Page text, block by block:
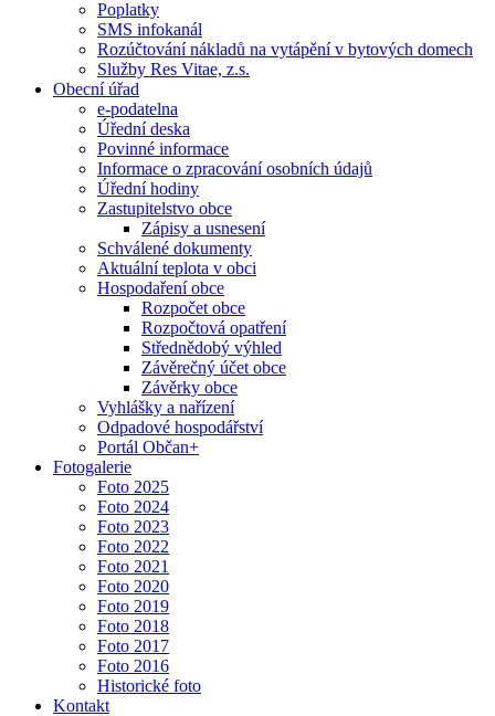
Poplatky
SMS infokanál
Rozúčtování nákladů na vytápění v bytových domech
Služby Res Vitae, z.s.
Obecní úřad
e-podatelna
Úřední deska
Povinné informace
Informace o zpracování osobních údajů
Úřední hodiny
Zastupitelstvo obce
Zápisy a usnesení
Schválené dokumenty
Aktuální teplota v obci
Hospodaření obce
Rozpočet obce
Rozpočtová opatření
Střednědobý výhled
Závěrečný účet obce
Závěrky obce
Vyhlášky a nařízení
Odpadové hospodářství
Portál Občan+
Fotogalerie
Foto 2025
Foto 2024
Foto 2023
Foto 2022
Foto 2021
Foto 2020
Foto 2019
Foto 2018
Foto 2017
Foto 2016
Historické foto
Kontakt